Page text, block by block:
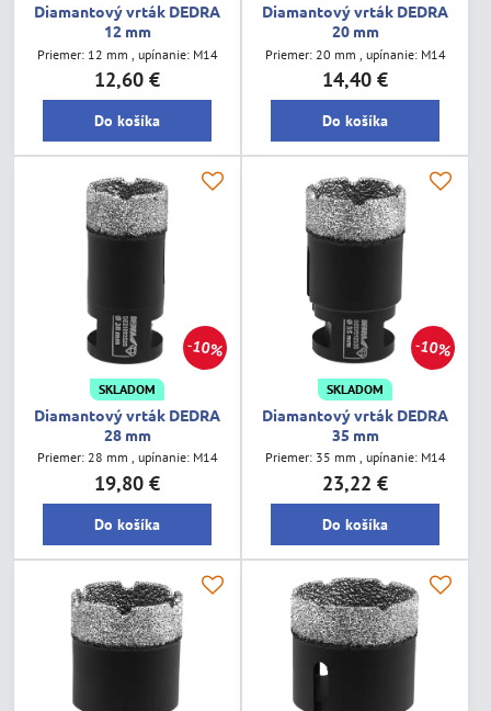
Diamantový vrták DEDRA
12 mm
Priemer: 12 mm , upínanie: M14
12,60 €
Do košíka
Diamantový vrták DEDRA
20 mm
Priemer: 20 mm , upínanie: M14
14,40 €
Do košíka
10%
SKLADOM
Diamantový vrták DEDRA
28 mm
Priemer: 28 mm , upínanie: M14
19,80 €
Do košíka
10%
SKLADOM
Diamantový vrták DEDRA
35 mm
Priemer: 35 mm , upínanie: M14
23,22 €
Do košíka